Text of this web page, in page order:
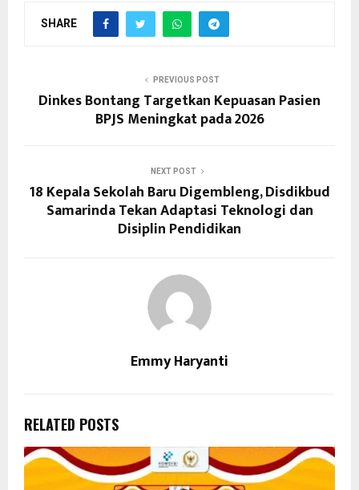
SHARE
PREVIOUS POST
Dinkes Bontang Targetkan Kepuasan Pasien
BPJS Meningkat pada 2026
NEXT POST
18 Kepala Sekolah Baru Digembleng, Disdikbud
Samarinda Tekan Adaptasi Teknologi dan
Disiplin Pendidikan
Emmy Haryanti
RELATED POSTS